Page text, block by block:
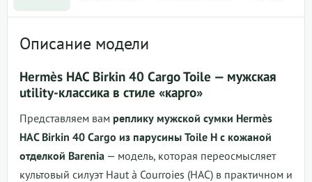
Описание модели
Hermès HAC Birkin 40 Cargo Toile — мужская
utility-классика в стиле «карго»
Представляем вам реплику мужской сумки Hermès
HAC Birkin 40 Cargo из парусины Toile H с кожаной
отделкой Barenia — модель, которая переосмысляет
культовый силуэт Haut à Courroies (HAC) в практичном и